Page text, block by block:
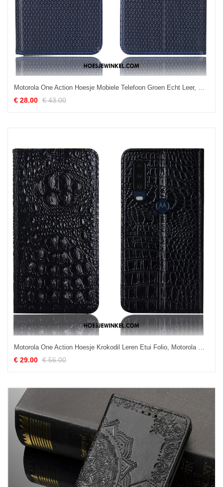
Motorola One Action Hoesje Mobiele Telefoon Groen Echt Leer, Motorola One Action Hoesje Folio Hoes
€ 28.00 € 43.00
Motorola One Action Hoesje Krokodil Leren Etui Folio, Motorola One Action Hoesje Bescherming Anti-fall
€ 29.00 € 56.00